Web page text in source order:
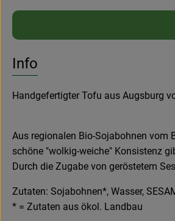
Info
Handgefertigter Tofu aus Augsburg
Aus regionalen Bio-Sojabohnen vom
schöne "wolkig-weiche" Konsistenz
Durch die Zugabe von geröstetem
Zutaten: Sojabohnen*, Wasser,
* = Zutaten aus ökol. Landbau